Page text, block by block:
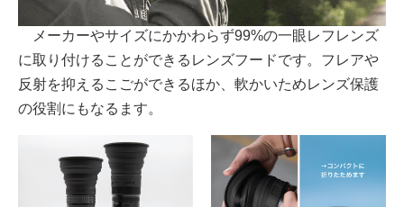
メーカーやサイズにかかわらず99%の一眼レフレンズ
に取り付けることができるレンズフードです。フレアや
反射を抑えるこごができるほか、軟かいためレンズ保護
の役割にもなるます。